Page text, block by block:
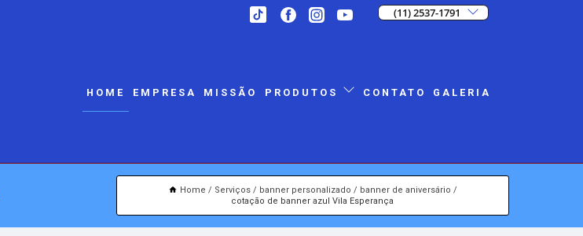
(11) 2537-1791
HOME EMPRESA MISSÃO PRODUTOS CONTATO GALERIA
Home Serviços banner personalizado
banner de aniversário
cotação de banner azul Vila Esperança